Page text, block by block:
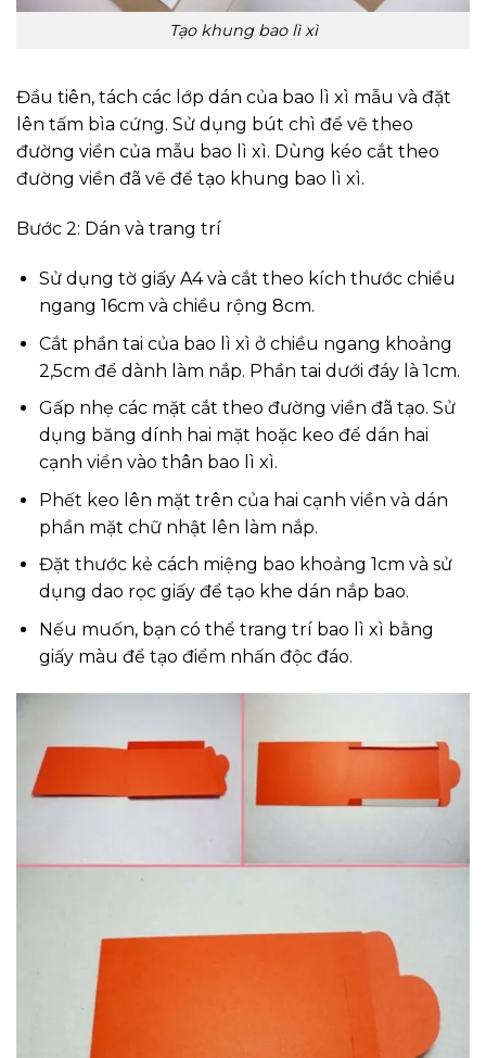
Tạo khung bao lì xì
Đầu tiên, tách các lớp dán của bao lì xì mẫu và đặt
lên tấm bìa cứng. Sử dụng bút chì để vẽ theo
đường viền của mẫu bao lì xì. Dùng kéo cắt theo
đường viền đã vẽ để tạo khung bao lì xì.
Bước 2: Dán và trang trí
Sử dụng tờ giấy A4 và cắt theo kích thước chiều
ngang 16cm và chiều rộng 8cm.
Cắt phần tai của bao lì xì ở chiều ngang khoảng
2,5cm để dành làm nắp. Phần tai dưới đáy là 1cm.
Gấp nhẹ các mặt cắt theo đường viền đã tạo. Sử
dụng băng dính hai mặt hoặc keo để dán hai
cạnh viền vào thân bao lì xì.
Phết keo lên mặt trên của hai cạnh viền và dán
phần mặt chữ nhật lên làm nắp.
Đặt thước kẻ cách miệng bao khoảng 1cm và sử
dụng dao rọc giấy để tạo khe dán nắp bao.
Nếu muốn, bạn có thể trang trí bao lì xì bằng
giấy màu để tạo điểm nhấn độc đáo.